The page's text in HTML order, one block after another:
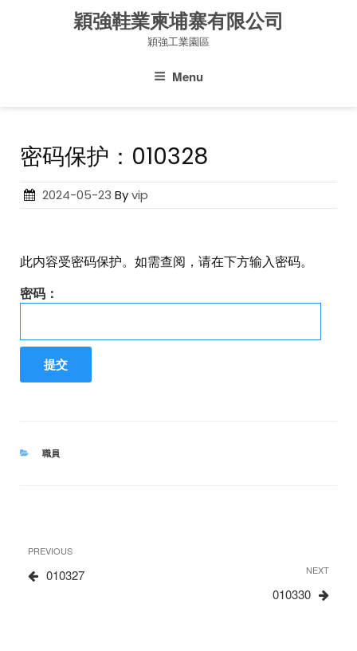
穎強鞋業柬埔寨有限公司
穎強工業園區
Menu
密码保护：010328
Posted
2024-05-23 Byvip
此内容受密码保护。如需查阅，请在下方输入密码。
密码：
CATEGORIES
職員
文
章
Previous
Post
PREVIOUS
010327
Next
Post
NEXT
010330